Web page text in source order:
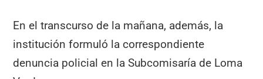
En el transcurso de la mañana, además, la
institución formuló la correspondiente
denuncia policial en la Subcomisaría de Loma